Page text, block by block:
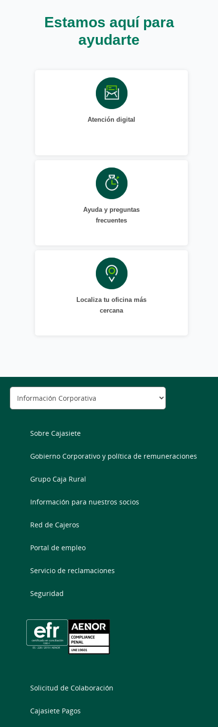
Estamos aquí para
ayudarte
Atención digital
Ayuda y preguntas
frecuentes
Localiza tu oficina más
cercana
Sobre Cajasiete
Gobierno Corporativo y política de remuneraciones
Grupo Caja Rural
Información para nuestros socios
Red de Cajeros
Portal de empleo
Servicio de reclamaciones
Seguridad
Solicitud de Colaboración
Cajasiete Pagos